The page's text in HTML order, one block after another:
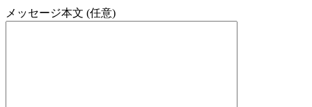
メッセージ本文 (任意)